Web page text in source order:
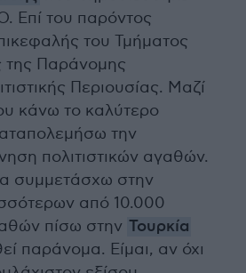
Επί του παρόντος
του Τμήματος
της Παράνομης
Περιουσίας. Μαζί
κάνω το καλύτερο
την
πολιτιστικών αγαθών.
συμμετάσχω στην
από 10.000
πίσω στην Τουρκία
παράνομα. Είμαι, αν όχι